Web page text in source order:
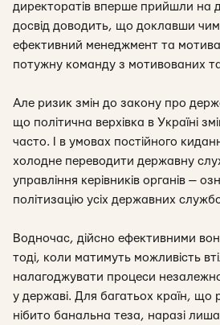
директоратів вперше прийшли на
досвід доводить, що доклавши
ефективний менеджмент та
потужну команду з мотивованих
Але ризик змін до закону про
що політична верхівка в Україні
часто. І в умовах постійного
холодне переводити державну
управління керівників органів —
політизацію усіх державних
Водночас, дійсно ефективними
тоді, коли матимуть можливість
налагоджувати процеси незалежно
у державі. Для багатьох країн, що
нібито банальна теза, наразі